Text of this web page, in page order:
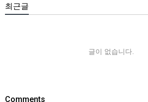
최근글
글이 없습니다.
Comments